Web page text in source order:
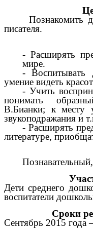
Познакомить
писателя.
- Расширять
мире.
- Воспитывать
умение видеть
- Учить
понимать
В.Бианки; к месту
звукоподражания и
- Расширять
литературе,
Дети среднего
воспитатели
Сроки
Сентябрь 2015 года